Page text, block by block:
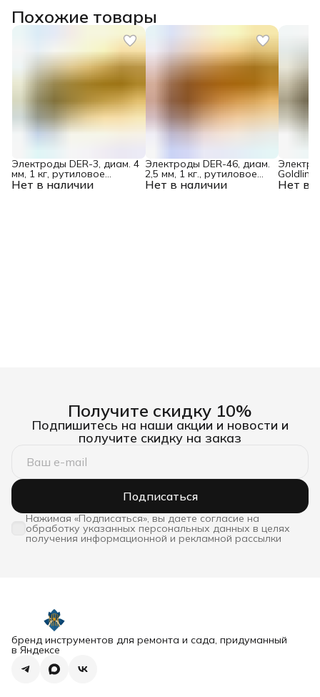
Похожие товары
Нет в наличии
Электроды DER-3, диам. 4
мм, 1 кг, рутиловое
покрытие Denzel Нет в наличии
Электроды DER-46, диам.
2,5 мм, 1 кг., рутиловое
покрытие Denzel Нет в
рутил-
Получите скидку 10%
Подпишитесь на наши акции и новости и
получите скидку на заказ
Подписаться
Нажимая «Подписаться», вы даете согласие на
обработку указанных персональных данных в целях
получения информационной и рекламной рассылки
бренд инструментов для ремонта и сада, придуманный
в Яндексе